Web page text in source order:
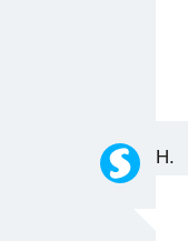
H.